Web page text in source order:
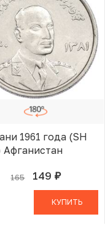
1961 года (SH
Афганистан
165 149 руб.
В КОРЗИНЕ
КУПИТЬ